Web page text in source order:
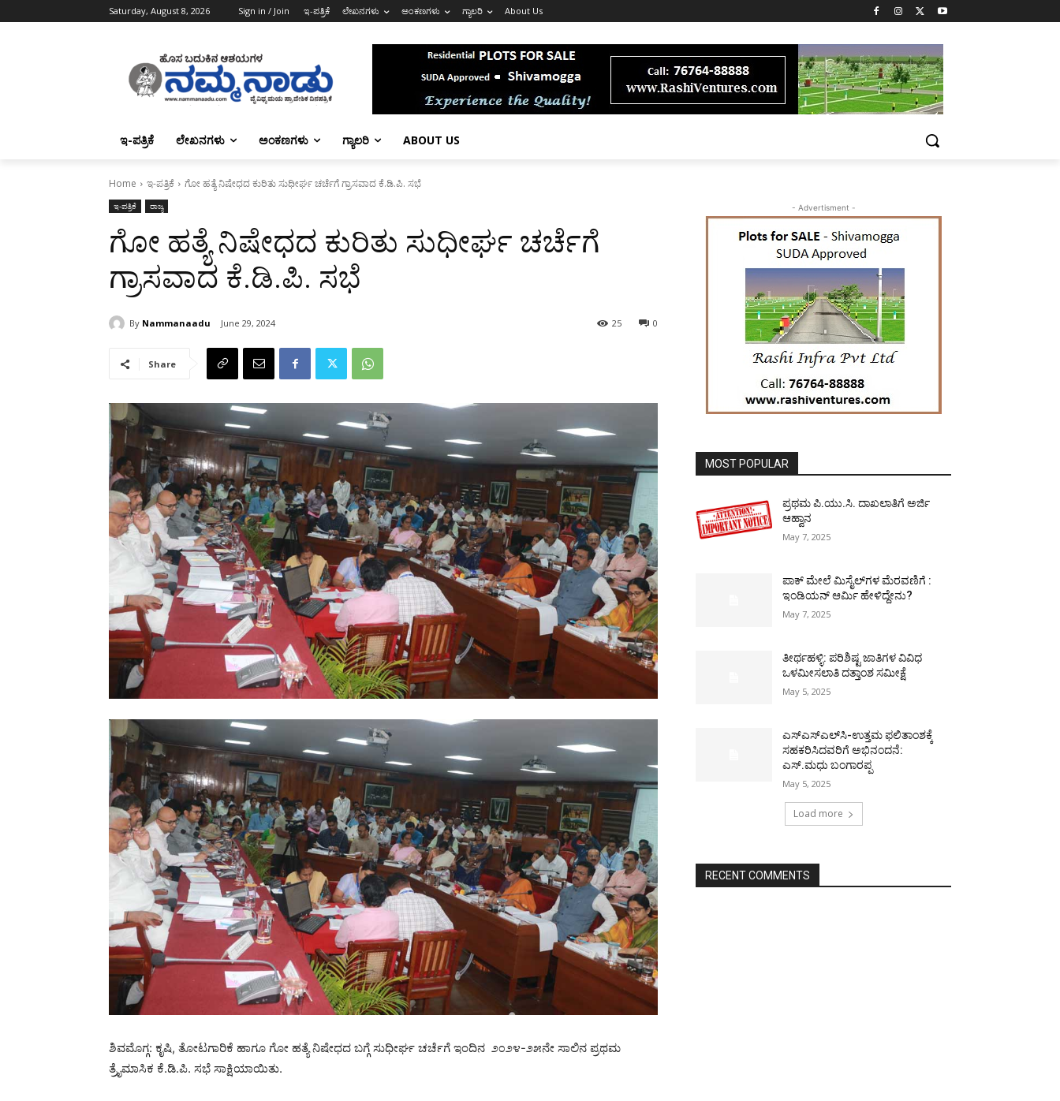
Saturday, August 8, 2026 Sign in / Join ಇ-ಪತ್ರಿಕೆ ಲೇಖನಗಳು ಅಂಕಣಗಳು ಗ್ಯಾಲರಿ About Us
ಇ-ಪತ್ರಿಕೆ ಲೇಖನಗಳು ಅಂಕಣಗಳು ಗ್ಯಾಲರಿ ABOUT US
Home ಇ-ಪತ್ರಿಕೆ ಗೋ ಹತ್ಯೆ ನಿಷೇಧದ ಕುರಿತು ಸುಧೀರ್ಘ ಚರ್ಚೆಗೆ ಗ್ರಾಸವಾದ ಕೆ.ಡಿ.ಪಿ. ಸಭೆ
ಇ-ಪತ್ರಿಕೆ ರಾಜ್ಯ
ಗೋ ಹತ್ಯೆ ನಿಷೇಧದ ಕುರಿತು ಸುಧೀರ್ಘ ಚರ್ಚೆಗೆ
ಗ್ರಾಸವಾದ ಕೆ.ಡಿ.ಪಿ. ಸಭೆ
By Nammanaadu June 29, 2024 0
25
Share
ಶಿವಮೊಗ್ಗ: ಕೃಷಿ, ತೋಟಗಾರಿಕೆ ಹಾಗೂ ಗೋ ಹತ್ಯೆ ನಿಷೇಧದ ಬಗ್ಗೆ ಸುಧೀರ್ಘ ಚರ್ಚೆಗೆ ಇಂದಿನ ೨೦೨೪-೨೫ನೇ ಸಾಲಿನ ಪ್ರಥಮ
ತ್ರೈಮಾಸಿಕ ಕೆ.ಡಿ.ಪಿ. ಸಭೆ ಸಾಕ್ಷಿಯಾಯಿತು.
- Advertisment -
MOST POPULAR
ಪ್ರಥಮ ಪಿ.ಯು.ಸಿ. ದಾಖಲಾತಿಗೆ ಅರ್ಜಿ
ಆಹ್ವಾನ
May 7, 2025
ಪಾಕ್​ ಮೇಲೆ ಮಿಸೈಲ್​ಗಳ ಮೆರವಣಿಗೆ :
ಇಂಡಿಯನ್ ಆರ್ಮಿ ಹೇಳಿದ್ದೇನು?
May 7, 2025
ತೀರ್ಥಹಳ್ಳಿ: ಪರಿಶಿಷ್ಟ ಜಾತಿಗಳ ವಿವಿಧ
ಒಳಮೀಸಲಾತಿ ದತ್ತಾಂಶ ಸಮೀಕ್ಷೆ
May 5, 2025
ಎಸ್‌ಎಸ್‌ಎಲ್‌ಸಿ-ಉತ್ತಮ ಫಲಿತಾಂಶಕ್ಕೆ
ಸಹಕರಿಸಿದವರಿಗೆ ಅಭಿನಂದನೆ:
ಎಸ್.ಮಧು ಬಂಗಾರಪ್ಪ
May 5, 2025
Load more
RECENT COMMENTS